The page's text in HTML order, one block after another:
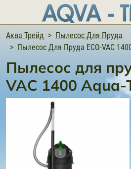
Аква Трейд
Пылесос Для Пруда
Пылесос Для Пруда ECO-VAC
Пылесос для
VAC 1400 Aqua-